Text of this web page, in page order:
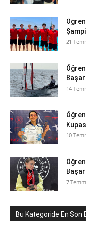
21
14
10
7
Bu Kategoride En Son